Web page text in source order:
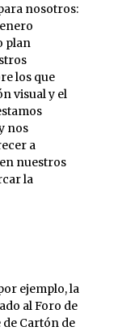
nosotros:
plan
los que
visual y el
nos
a
nuestros
la
ejemplo, la
al Foro de
de Cartón de